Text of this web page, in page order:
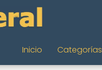
Inicio Categorías